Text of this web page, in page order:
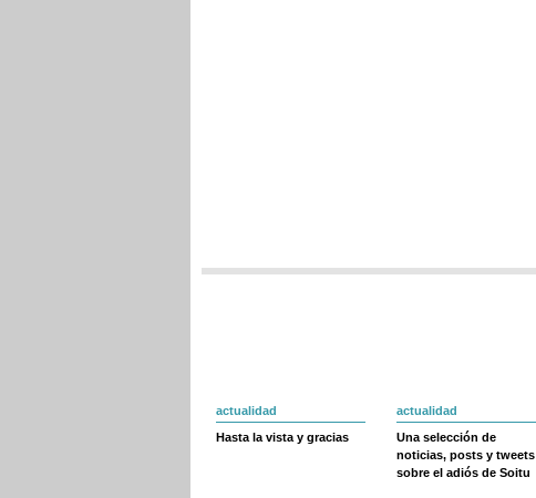
actualidad
Hasta la vista y gracias
actualidad
Una selección de
noticias, posts y tweets
sobre el adiós de Soitu